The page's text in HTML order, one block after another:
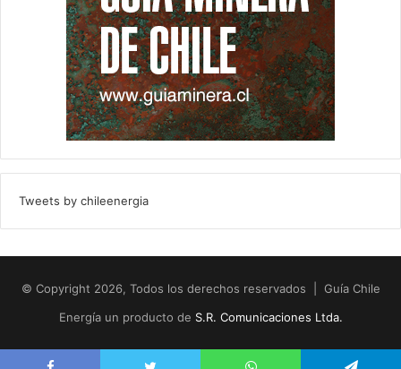
Tweets by chileenergia
© Copyright 2026, Todos los derechos reservados | Guía Chile
Energía un producto de S.R. Comunicaciones Ltda.